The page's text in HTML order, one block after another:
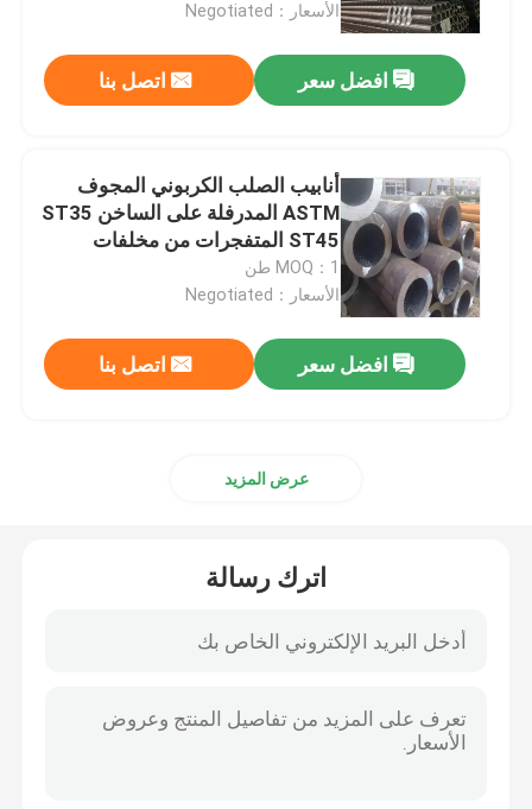
منتجات
معلومات عنا
جولة في المعمل
لفائف الفولاذ المقاوم للصدأ TISCO
لوحة معدنية من الفولاذ المقاوم للصدأ
الأسعار：Negotiated
افضل سعر اتصل بنا
أنابيب الصلب الكربوني المجوف
ASTM المدرفلة على الساخن ST35
ST45 المتفجرات من مخلفات
الحرب 0.8 - 30 ملم
MOQ：1 طن
الأسعار：Negotiated
افضل سعر اتصل بنا
عرض المزيد
اترك رسالة